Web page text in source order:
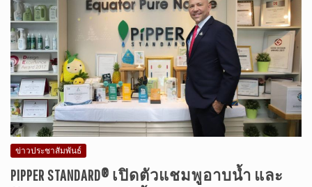
ข่าวประชาสัมพันธ์
PIPPER STANDARD® เปิดตัวแชมพูอาบน้ำ และ